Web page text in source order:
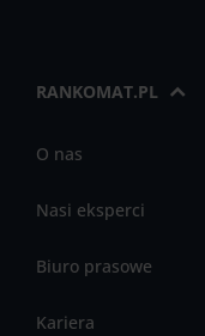
RANKOMAT.PL
O nas
Nasi eksperci
Biuro prasowe
Kariera